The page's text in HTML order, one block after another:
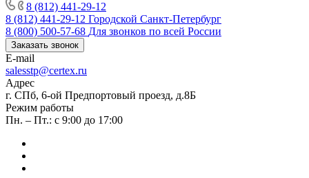
8 (812) 441-29-12
8 (812) 441-29-12 Городской Санкт-Петербург
8 (800) 500-57-68 Для звонков по всей России
Заказать звонок
E-mail
salesstp@certex.ru
Адрес
г. СПб, 6-ой Предпортовый проезд, д.8Б
Режим работы
Пн. – Пт.: с 9:00 до 17:00